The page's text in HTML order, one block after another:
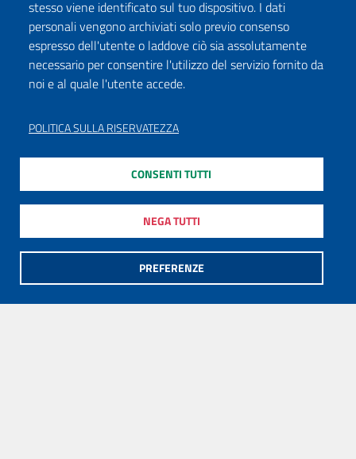
stesso viene identificato sul tuo dispositivo. I dati
personali vengono archiviati solo previo consenso
espresso dell'utente o laddove ciò sia assolutamente
necessario per consentire l'utilizzo del servizio fornito da
noi e al quale l'utente accede.
POLITICA SULLA RISERVATEZZA
PREFERENZE
NEGA TUTTI
CONSENTI TUTTI